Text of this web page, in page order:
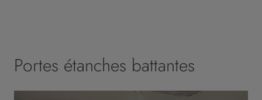
Portes étanches battantes